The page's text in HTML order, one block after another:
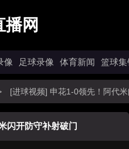
网
像 足球录像 体育新闻 篮球集
[进球视频] 申花1-0领先！阿代
闪开防守补射破门